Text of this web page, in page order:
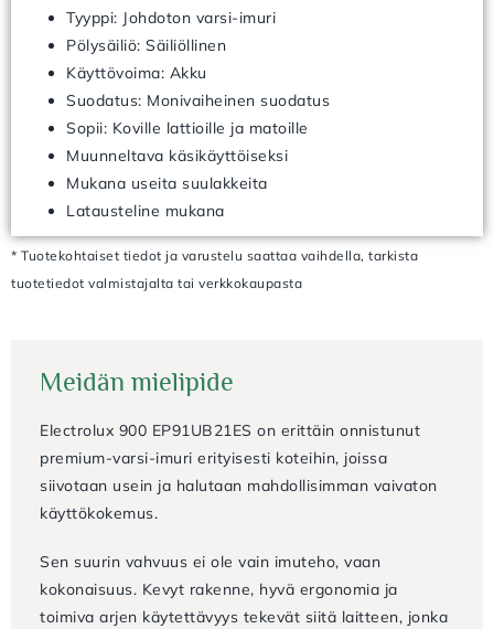
Tyyppi: Johdoton varsi-imuri
Pölysäiliö: Säiliöllinen
Käyttövoima: Akku
Suodatus: Monivaiheinen suodatus
Sopii: Koville lattioille ja matoille
Muunneltava käsikäyttöiseksi
Mukana useita suulakkeita
Latausteline mukana
* Tuotekohtaiset tiedot ja varustelu saattaa vaihdella, tarkista
tuotetiedot valmistajalta tai verkkokaupasta
Meidän mielipide
Electrolux 900 EP91UB21ES on erittäin onnistunut
premium-varsi-imuri erityisesti koteihin, joissa
siivotaan usein ja halutaan mahdollisimman vaivaton
käyttökokemus.
Sen suurin vahvuus ei ole vain imuteho, vaan
kokonaisuus. Kevyt rakenne, hyvä ergonomia ja
toimiva arjen käytettävyys tekevät siitä laitteen, jonka